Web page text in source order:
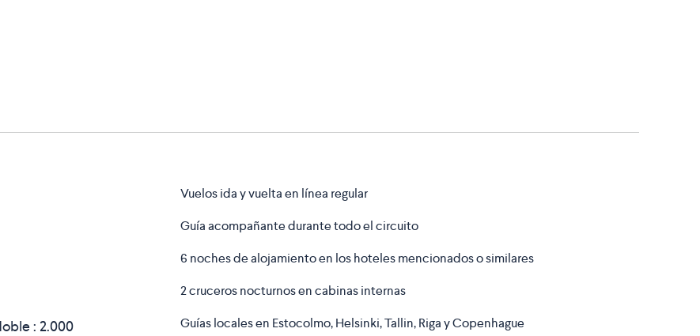
: 2.000
Vuelos ida y vuelta en línea regular
Guía acompañante durante todo el circuito
6 noches de alojamiento en los hoteles mencionados o similares
2 cruceros nocturnos en cabinas internas
Guías locales en Estocolmo, Helsinki, Tallin, Riga y Copenhague